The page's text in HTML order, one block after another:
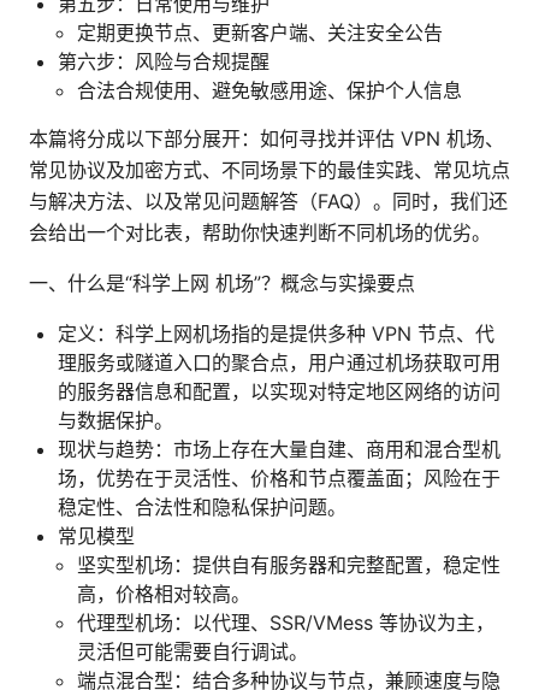
定期更换节点、更新客户端、关注安全公告
第六步：风险与合规提醒
合法合规使用、避免敏感用途、保护个人信息
本篇将分成以下部分展开：如何寻找并评估 VPN 机场、
常见协议及加密方式、不同场景下的最佳实践、常见坑点
与解决方法、以及常见问题解答（FAQ）。同时，我们还
会给出一个对比表，帮助你快速判断不同机场的优劣。
一、什么是“科学上网 机场”？概念与实操要点
定义：科学上网机场指的是提供多种 VPN 节点、代
理服务或隧道入口的聚合点，用户通过机场获取可用
的服务器信息和配置，以实现对特定地区网络的访问
与数据保护。
现状与趋势：市场上存在大量自建、商用和混合型机
场，优势在于灵活性、价格和节点覆盖面；风险在于
稳定性、合法性和隐私保护问题。
常见模型
坚实型机场：提供自有服务器和完整配置，稳定性
高，价格相对较高。
代理型机场：以代理、SSR/VMess 等协议为主，
灵活但可能需要自行调试。
端点混合型：结合多种协议与节点，兼顾速度与隐